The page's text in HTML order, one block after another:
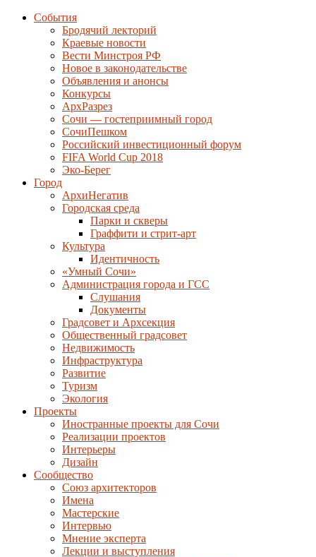
События
Бродячий лекторий
Краевые новости
Вести Минстроя РФ
Новое в законодательстве
Объявления и анонсы
Конкурсы
АрхРазрез
Сочи — гостеприимный город
СочиПешком
Российский инвестиционный форум
FIFA World Cup 2018
Эко-Берег
Город
АрхиНегатив
Городская среда
Парки и скверы
Граффити и стрит-арт
Культура
Идентичность
«Умный Сочи»
Администрация города и ГСС
Слушания
Документы
Градсовет и Архсекция
Общественный градсовет
Недвижимость
Инфраструктура
Развитие
Туризм
Экология
Проекты
Иностранные проекты для Сочи
Реализации проектов
Интерьеры
Дизайн
Сообщество
Союз архитекторов
Имена
Мастерские
Интервью
Мнение эксперта
Лекции и выступления